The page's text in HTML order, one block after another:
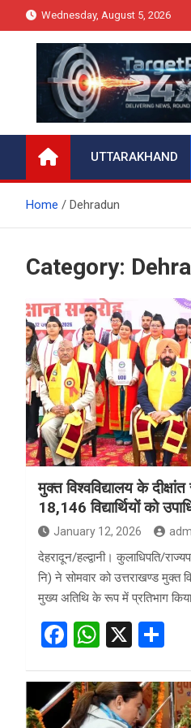
to
Wednesday, August 5, 2026
TargetUTTARAKHAND
Home Dehradun
Category:
मुक्त विश्वविद्यालय के
18,146 विद्यार्थियों को
January 12, 2026
देहरादून/हल्द्वानी। कुलाधिपति/
नि) ने सोमवार को उत्तराखण्ड मुक्त
मुख्य अतिथि के रूप में प्रतिभाग
F
ce
b
W
at
s
X
ar
e